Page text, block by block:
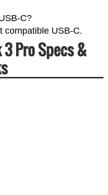
C?
compatible USB-C.
Pro Specs &